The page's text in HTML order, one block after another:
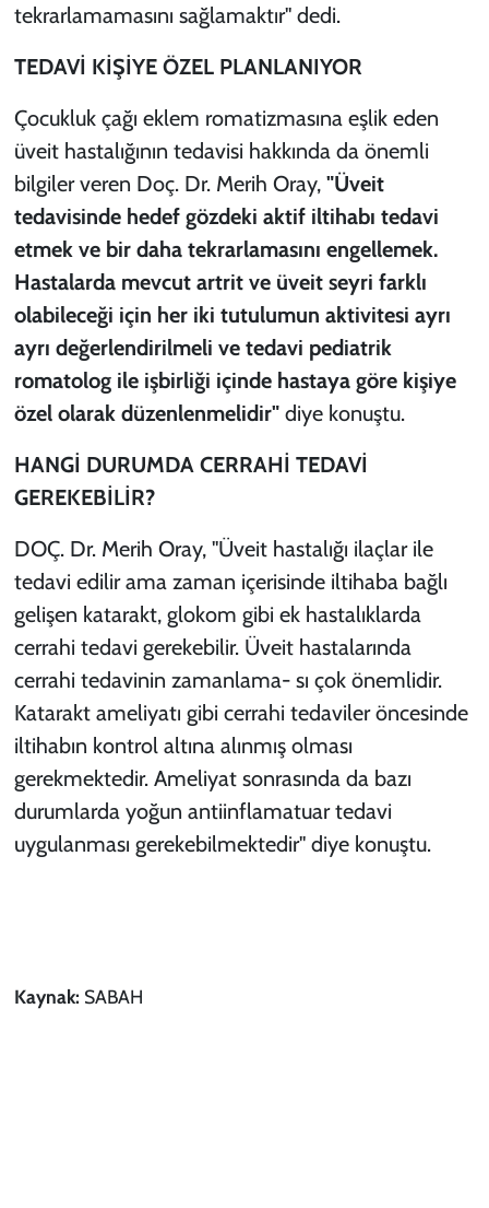
tekrarlamamasını sağlamaktır" dedi.
TEDAVİ KİŞİYE ÖZEL PLANLANIYOR
Çocukluk çağı eklem romatizmasına eşlik eden
üveit hastalığının tedavisi hakkında da önemli
bilgiler veren Doç. Dr. Merih Oray, "Üveit
tedavisinde hedef gözdeki aktif iltihabı tedavi
etmek ve bir daha tekrarlamasını engellemek.
Hastalarda mevcut artrit ve üveit seyri farklı
olabileceği için her iki tutulumun aktivitesi ayrı
ayrı değerlendirilmeli ve tedavi pediatrik
romatolog ile işbirliği içinde hastaya göre kişiye
özel olarak düzenlenmelidir" diye konuştu.
HANGİ DURUMDA CERRAHİ TEDAVİ
GEREKEBİLİR?
DOÇ. Dr. Merih Oray, "Üveit hastalığı ilaçlar ile
tedavi edilir ama zaman içerisinde iltihaba bağlı
gelişen katarakt, glokom gibi ek hastalıklarda
cerrahi tedavi gerekebilir. Üveit hastalarında
cerrahi tedavinin zamanlama- sı çok önemlidir.
Katarakt ameliyatı gibi cerrahi tedaviler öncesinde
iltihabın kontrol altına alınmış olması
gerekmektedir. Ameliyat sonrasında da bazı
durumlarda yoğun antiinflamatuar tedavi
uygulanması gerekebilmektedir" diye konuştu.
Kaynak: SABAH